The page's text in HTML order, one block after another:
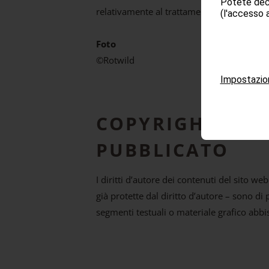
relativamente al trattamento dei dati
Foto
©Rotwild
COPYRIGHT –
PUBBLICATO
I diritti d’autore dei contenuti del sito
già protette dal diritto d’autore – sono
segmenti testuali o materiale grafico
(l'accesso